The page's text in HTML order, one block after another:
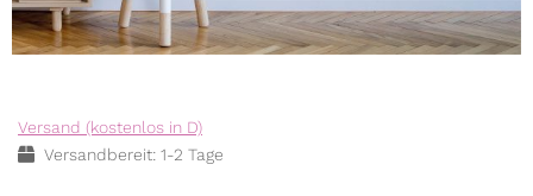
Versand (kostenlos in D)
Versandbereit: 1-2 Tage